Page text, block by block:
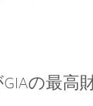
の最高